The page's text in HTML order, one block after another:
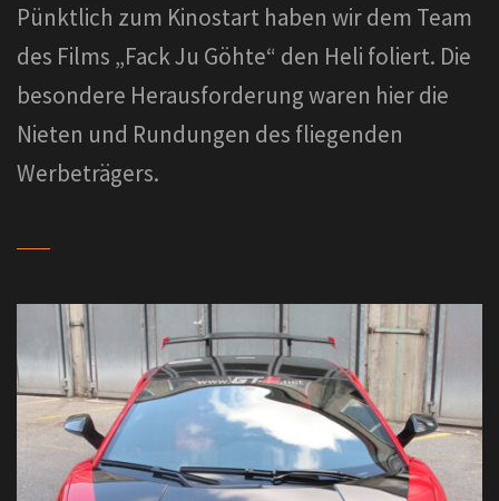
Pünktlich zum Kinostart haben wir dem Team
des Films „Fack Ju Göhte“ den Heli foliert. Die
besondere Herausforderung waren hier die
Nieten und Rundungen des fliegenden
Werbeträgers.